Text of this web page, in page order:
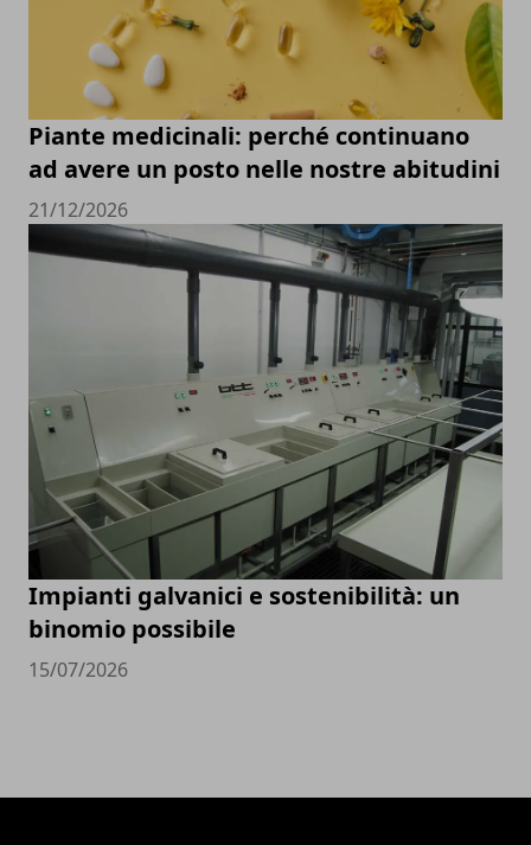
Piante medicinali: perché continuano
ad avere un posto nelle nostre abitudini
21/12/2026
Impianti galvanici e sostenibilità: un
binomio possibile
15/07/2026